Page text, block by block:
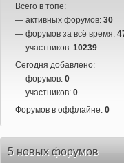
Всего в топе:
— активных форумов: 30
— форумов за всё время:
— участников: 10239
Сегодня добавлено:
— форумов: 0
— участников: 0
Форумов в оффлайне: 0
5 новых форумов